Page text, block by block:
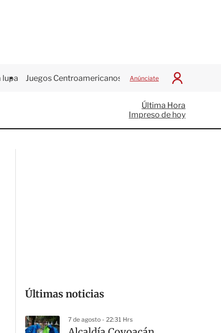
lupa Juegos Centroamericanos Anúnciate
I
c
i
a
Última Hora
Impreso de hoy
Últimas noticias
7 de agosto - 22:31 Hrs